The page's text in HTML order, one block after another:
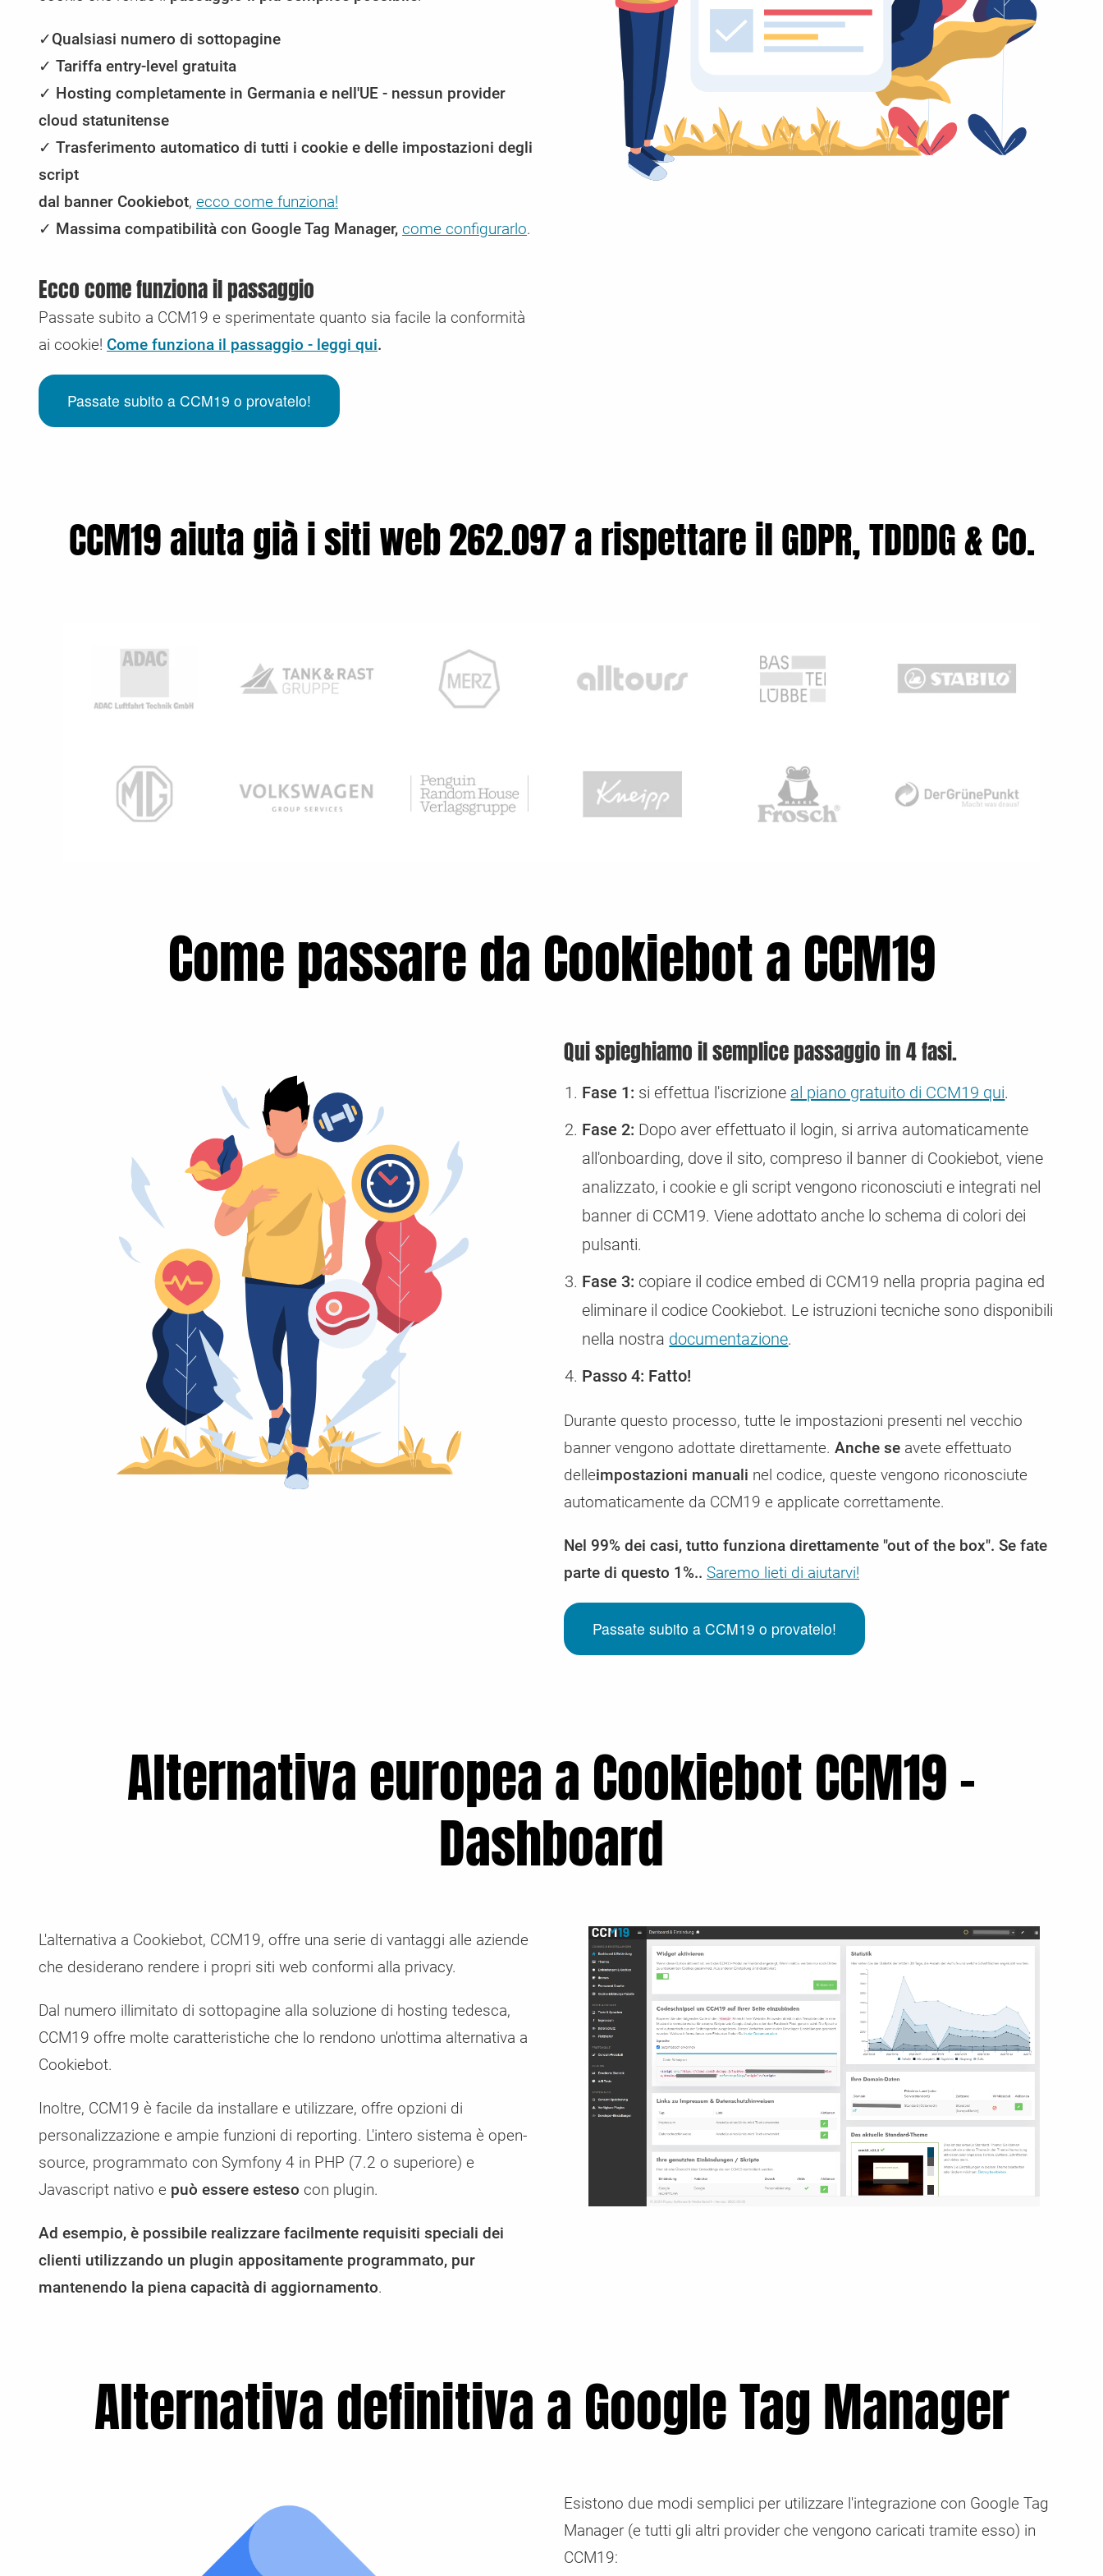
Controllo regolare delle vulnerabilità di sicurezza e dei
problemi GDPR
Gestore del consenso dei cookie aziendali / CMP
CCM19 Enterprise - La soluzione di consenso per le esigenze
Aggiornamento e declassamento automatico della vostra
tariffa in base alle vostre esigenze
Qui troverete le istruzioni per l'integrazione in vari sistemi di
shop e CMS
Volete inviarci i vostri dati di accesso in modo sicuro? Potete
farlo qui.
✓Qualsiasi numero di sottopagine
✓ Tariffa entry-level gratuita
✓ Hosting completamente in Germania e nell'UE - nessun provider
cloud statunitense
✓ Trasferimento automatico di tutti i cookie e delle impostazioni degli
script
dal banner Cookiebot, ecco come funziona!
✓ Massima compatibilità con Google Tag Manager, come configurarlo.
Ecco come funziona il passaggio
Passate subito a CCM19 e sperimentate quanto sia facile la conformità
ai cookie! Come funziona il passaggio - leggi qui.
Passate subito a CCM19 o provatelo!
CCM19 aiuta già i siti web 262.097 a rispettare il GDPR, TDDDG & Co.
Come passare da Cookiebot a CCM19
Qui spieghiamo il semplice passaggio in 4 fasi.
Fase 1: si effettua l'iscrizione al piano gratuito di CCM19 qui.
Fase 2: Dopo aver effettuato il login, si arriva automaticamente
all'onboarding, dove il sito, compreso il banner di Cookiebot, viene
analizzato, i cookie e gli script vengono riconosciuti e integrati nel
banner di CCM19. Viene adottato anche lo schema di colori dei
pulsanti.
Fase 3: copiare il codice embed di CCM19 nella propria pagina ed
eliminare il codice Cookiebot. Le istruzioni tecniche sono disponibili
nella nostra documentazione.
Passo 4: Fatto!
Durante questo processo, tutte le impostazioni presenti nel vecchio
banner vengono adottate direttamente. Anche se avete effettuato
delleimpostazioni manuali nel codice, queste vengono riconosciute
automaticamente da CCM19 e applicate correttamente.
Nel 99% dei casi, tutto funziona direttamente "out of the box". Se fate
parte di questo 1%.. Saremo lieti di aiutarvi!
Passate subito a CCM19 o provatelo!
Alternativa europea a Cookiebot CCM19 -
Dashboard
L'alternativa a Cookiebot, CCM19, offre una serie di vantaggi alle aziende
che desiderano rendere i propri siti web conformi alla privacy.
Dal numero illimitato di sottopagine alla soluzione di hosting tedesca,
CCM19 offre molte caratteristiche che lo rendono un'ottima alternativa a
Cookiebot.
Inoltre, CCM19 è facile da installare e utilizzare, offre opzioni di
personalizzazione e ampie funzioni di reporting. L'intero sistema è open-
source, programmato con Symfony 4 in PHP (7.2 o superiore) e
Javascript nativo e può essere esteso con plugin.
Ad esempio, è possibile realizzare facilmente requisiti speciali dei
clienti utilizzando un plugin appositamente programmato, pur
mantenendo la piena capacità di aggiornamento.
Alternativa definitiva a Google Tag Manager
Esistono due modi semplici per utilizzare l'integrazione con Google Tag
Manager (e tutti gli altri provider che vengono caricati tramite esso) in
CCM19: